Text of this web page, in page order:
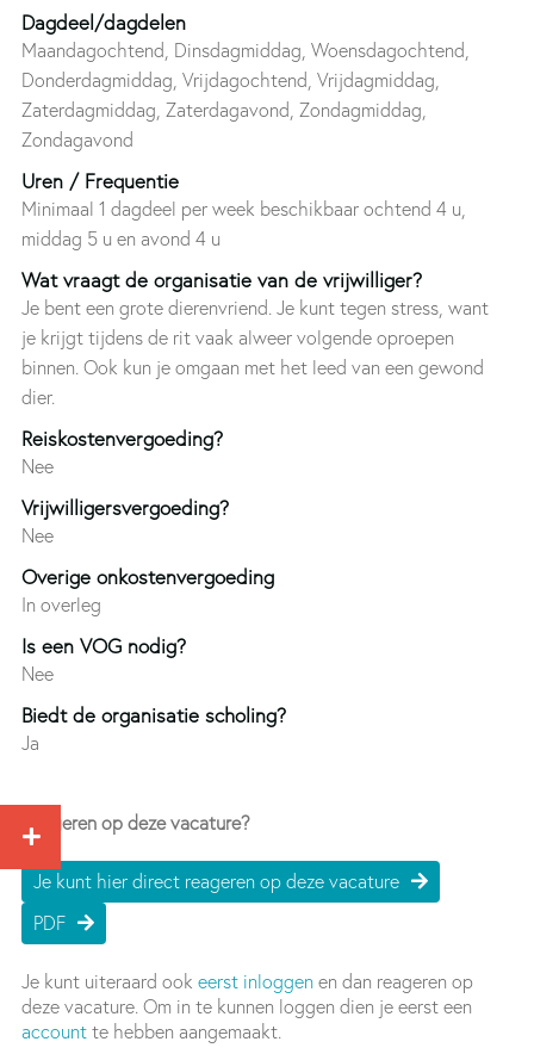
Dagdeel/dagdelen
Maandagochtend, Dinsdagmiddag, Woensdagochtend,
Donderdagmiddag, Vrijdagochtend, Vrijdagmiddag,
Zaterdagmiddag, Zaterdagavond, Zondagmiddag,
Zondagavond
Uren / Frequentie
Minimaal 1 dagdeel per week beschikbaar ochtend 4 u,
middag 5 u en avond 4 u
Wat vraagt de organisatie van de vrijwilliger?
Je bent een grote dierenvriend. Je kunt tegen stress, want
je krijgt tijdens de rit vaak alweer volgende oproepen
binnen. Ook kun je omgaan met het leed van een gewond
dier.
Reiskostenvergoeding?
Nee
Vrijwilligersvergoeding?
Nee
Overige onkostenvergoeding
In overleg
Is een VOG nodig?
Nee
Biedt de organisatie scholing?
Ja
Reageren op deze vacature?
Je kunt hier direct reageren op deze vacature
PDF
Je kunt uiteraard ook eerst inloggenen dan reageren op
deze vacature. Om in te kunnen loggen dien je eerst een
accountte hebben aangemaakt.